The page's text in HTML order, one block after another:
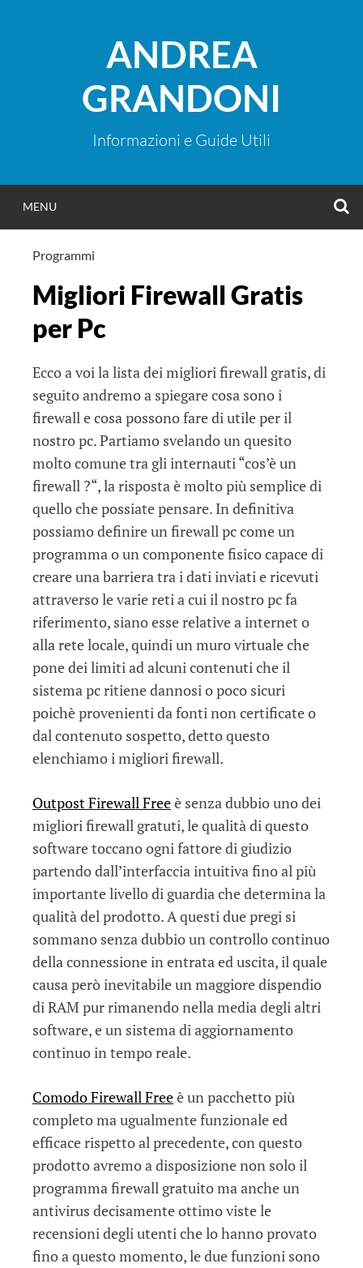
ANDREA
GRANDONI
Informazioni e Guide Utili
MENU
Programmi
Migliori Firewall Gratis
per Pc
Ecco a voi la lista dei migliori firewall gratis, di
seguito andremo a spiegare cosa sono i
firewall e cosa possono fare di utile per il
nostro pc. Partiamo svelando un quesito
molto comune tra gli internauti “cos’è un
firewall ?“, la risposta è molto più semplice di
quello che possiate pensare. In definitiva
possiamo definire un firewall pc come un
programma o un componente fisico capace di
creare una barriera tra i dati inviati e ricevuti
attraverso le varie reti a cui il nostro pc fa
riferimento, siano esse relative a internet o
alla rete locale, quindi un muro virtuale che
pone dei limiti ad alcuni contenuti che il
sistema pc ritiene dannosi o poco sicuri
poichè provenienti da fonti non certificate o
dal contenuto sospetto, detto questo
elenchiamo i migliori firewall.
Outpost Firewall Freeè senza dubbio uno dei
migliori firewall gratuti, le qualità di questo
software toccano ogni fattore di giudizio
partendo dall’interfaccia intuitiva fino al più
importante livello di guardia che determina la
qualità del prodotto. A questi due pregi si
sommano senza dubbio un controllo continuo
della connessione in entrata ed uscita, il quale
causa però inevitabile un maggiore dispendio
di RAM pur rimanendo nella media degli altri
software, e un sistema di aggiornamento
continuo in tempo reale.
Comodo Firewall Freeè un pacchetto più
completo ma ugualmente funzionale ed
efficace rispetto al precedente, con questo
prodotto avremo a disposizione non solo il
programma firewall gratuito ma anche un
antivirus decisamente ottimo viste le
recensioni degli utenti che lo hanno provato
fino a questo momento, le due funzioni sono